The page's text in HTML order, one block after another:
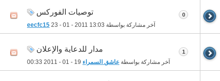
توصيات الفوركس
آخر مشاركة بواسطة eecfc15 23 - 01 - 2011 13:03
0
مدار للدعاية والإعلان
آخر مشاركة بواسطة عاشق السمراء 00:33
1